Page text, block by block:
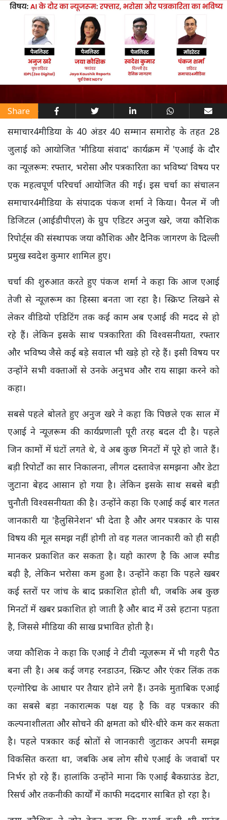
Share
समाचार4मीडिया के 40 अंडर 40 सम्मान समारोह के तहत 28
जुलाई को आयोजित 'मीडिया संवाद' कार्यक्रम में 'एआई के दौर
का न्यूज़रूम: रफ्तार, भरोसा और पत्रकारिता का भविष्य' विषय पर
एक महत्वपूर्ण परिचर्चा आयोजित की गई। इस चर्चा का संचालन
समाचार4मीडिया के संपादक पंकज शर्मा ने किया। पैनल में जी
डिजिटल (आईडीपीएल) के ग्रुप एडिटर अनुज खरे, जया कौशिक
रिपोर्ट्स की संस्थापक जया कौशिक और दैनिक जागरण के दिल्ली
प्रमुख स्वदेश कुमार शामिल हुए।
चर्चा की शुरुआत करते हुए पंकज शर्मा ने कहा कि आज एआई
तेजी से न्यूज़रूम का हिस्सा बनता जा रहा है। स्क्रिप्ट लिखने से
लेकर वीडियो एडिटिंग तक कई काम अब एआई की मदद से हो
रहे हैं। लेकिन इसके साथ पत्रकारिता की विश्वसनीयता, रफ्तार
और भविष्य जैसे कई बड़े सवाल भी खड़े हो रहे हैं। इसी विषय पर
उन्होंने सभी वक्ताओं से उनके अनुभव और राय साझा करने को
कहा।
सबसे पहले बोलते हुए अनुज खरे ने कहा कि पिछले एक साल में
एआई ने न्यूज़रूम की कार्यप्रणाली पूरी तरह बदल दी है। पहले
जिन कामों में घंटों लगते थे, वे अब कुछ मिनटों में पूरे हो जाते हैं।
बड़ी रिपोर्टों का सार निकालना, लीगल दस्तावेज़ समझना और डेटा
जुटाना बेहद आसान हो गया है। लेकिन इसके साथ सबसे बड़ी
चुनौती विश्वसनीयता की है। उन्होंने कहा कि एआई कई बार गलत
जानकारी या 'हैलुसिनेशन' भी देता है और अगर पत्रकार के पास
विषय की मूल समझ नहीं होगी तो वह गलत जानकारी को ही सही
मानकर प्रकाशित कर सकता है। यही कारण है कि आज स्पीड
बढ़ी है, लेकिन भरोसा कम हुआ है। उन्होंने कहा कि पहले खबर
कई स्तरों पर जांच के बाद प्रकाशित होती थी, जबकि अब कुछ
मिनटों में खबर प्रकाशित हो जाती है और बाद में उसे हटाना पड़ता
है, जिससे मीडिया की साख प्रभावित होती है।
जया कौशिक ने कहा कि एआई ने टीवी न्यूज़रूम में भी गहरी पैठ
बना ली है। अब कई जगह रनडाउन, स्क्रिप्ट और एंकर लिंक तक
एल्गोरिद्म के आधार पर तैयार होने लगे हैं। उनके मुताबिक एआई
का सबसे बड़ा नकारात्मक पक्ष यह है कि वह पत्रकार की
कल्पनाशीलता और सोचने की क्षमता को धीरे-धीरे कम कर सकता
है। पहले पत्रकार कई स्रोतों से जानकारी जुटाकर अपनी समझ
विकसित करता था, जबकि अब लोग सीधे एआई के जवाबों पर
निर्भर हो रहे हैं। हालांकि उन्होंने माना कि एआई बैकग्राउंड डेटा,
रिसर्च और तकनीकी कार्यों में काफी मददगार साबित हो रहा है।